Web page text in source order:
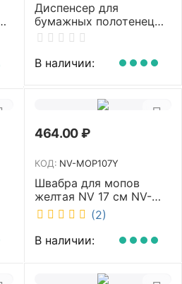
Диспенсер для
бумажных полотенец
NV белый K4 NV
В наличии:
464.00₽
КОД: NV-MOP107Y
Швабра для мопов
желтая NV 17 см NV-
MOP107Y (2)
В наличии: